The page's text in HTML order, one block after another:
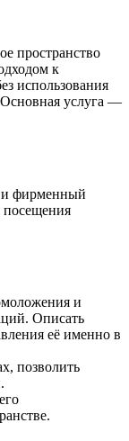
пространство
к
использования
услуга —
и фирменный
посещения
и
Описать
её именно в
позволить